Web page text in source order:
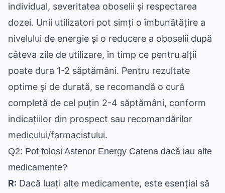
individual, severitatea oboselii și respectarea
dozei. Unii utilizatori pot simți o îmbunătățire a
nivelului de energie și o reducere a oboselii după
câteva zile de utilizare, în timp ce pentru alții
poate dura 1-2 săptămâni. Pentru rezultate
optime și de durată, se recomandă o cură
completă de cel puțin 2-4 săptămâni, conform
indicațiilor din prospect sau recomandărilor
medicului/farmacistului.
Q2: Pot folosi Astenor Energy Catena dacă iau alte
medicamente?
R: Dacă luați alte medicamente, este esențial să